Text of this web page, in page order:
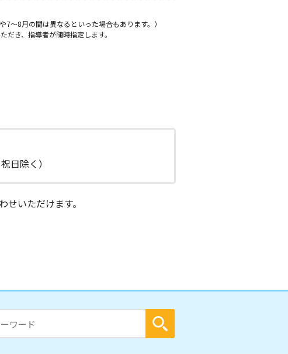
～8月の間は異なるといった場合もあります。）
き、指導者が随時指定します。
日除く）
いただけます。